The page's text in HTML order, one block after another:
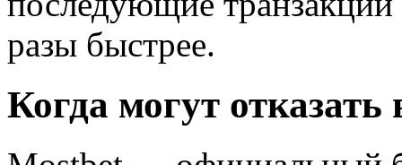
разы быстрее.
Когда могут